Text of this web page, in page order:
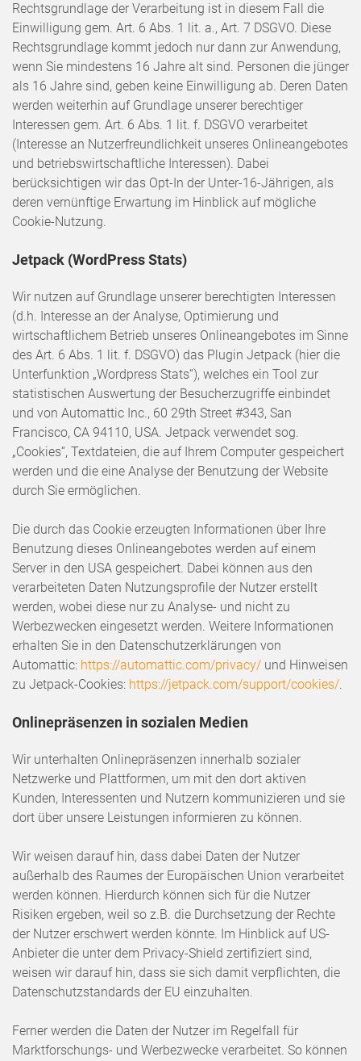
Rechtsgrundlage der Verarbeitung ist in diesem Fall die
Einwilligung gem. Art. 6 Abs. 1 lit. a., Art. 7 DSGVO. Diese
Rechtsgrundlage kommt jedoch nur dann zur Anwendung,
wenn Sie mindestens 16 Jahre alt sind. Personen die jünger
als 16 Jahre sind, geben keine Einwilligung ab. Deren Daten
werden weiterhin auf Grundlage unserer berechtiger
Interessen gem. Art. 6 Abs. 1 lit. f. DSGVO verarbeitet
(Interesse an Nutzerfreundlichkeit unseres Onlineangebotes
und betriebswirtschaftliche Interessen). Dabei
berücksichtigen wir das Opt-In der Unter-16-Jährigen, als
deren vernünftige Erwartung im Hinblick auf mögliche
Cookie-Nutzung.
Jetpack (WordPress Stats)
Wir nutzen auf Grundlage unserer berechtigten Interessen
(d.h. Interesse an der Analyse, Optimierung und
wirtschaftlichem Betrieb unseres Onlineangebotes im Sinne
des Art. 6 Abs. 1 lit. f. DSGVO) das Plugin Jetpack (hier die
Unterfunktion „Wordpress Stats“), welches ein Tool zur
statistischen Auswertung der Besucherzugriffe einbindet
und von Automattic Inc., 60 29th Street #343, San
Francisco, CA 94110, USA. Jetpack verwendet sog.
„Cookies“, Textdateien, die auf Ihrem Computer gespeichert
werden und die eine Analyse der Benutzung der Website
durch Sie ermöglichen.
Die durch das Cookie erzeugten Informationen über Ihre
Benutzung dieses Onlineangebotes werden auf einem
Server in den USA gespeichert. Dabei können aus den
verarbeiteten Daten Nutzungsprofile der Nutzer erstellt
werden, wobei diese nur zu Analyse- und nicht zu
Werbezwecken eingesetzt werden. Weitere Informationen
erhalten Sie in den Datenschutzerklärungen von
Automattic: https://automattic.com/privacy/ und Hinweisen
zu Jetpack-Cookies: https://jetpack.com/support/cookies/.
Onlinepräsenzen in sozialen Medien
Wir unterhalten Onlinepräsenzen innerhalb sozialer
Netzwerke und Plattformen, um mit den dort aktiven
Kunden, Interessenten und Nutzern kommunizieren und sie
dort über unsere Leistungen informieren zu können.
Wir weisen darauf hin, dass dabei Daten der Nutzer
außerhalb des Raumes der Europäischen Union verarbeitet
werden können. Hierdurch können sich für die Nutzer
Risiken ergeben, weil so z.B. die Durchsetzung der Rechte
der Nutzer erschwert werden könnte. Im Hinblick auf US-
Anbieter die unter dem Privacy-Shield zertifiziert sind,
weisen wir darauf hin, dass sie sich damit verpflichten, die
Datenschutzstandards der EU einzuhalten.
Ferner werden die Daten der Nutzer im Regelfall für
Marktforschungs- und Werbezwecke verarbeitet. So können